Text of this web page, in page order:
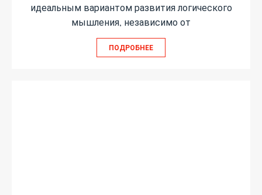
идеальным вариантом развития логического
мышления, независимо от
ПОДРОБНЕЕ